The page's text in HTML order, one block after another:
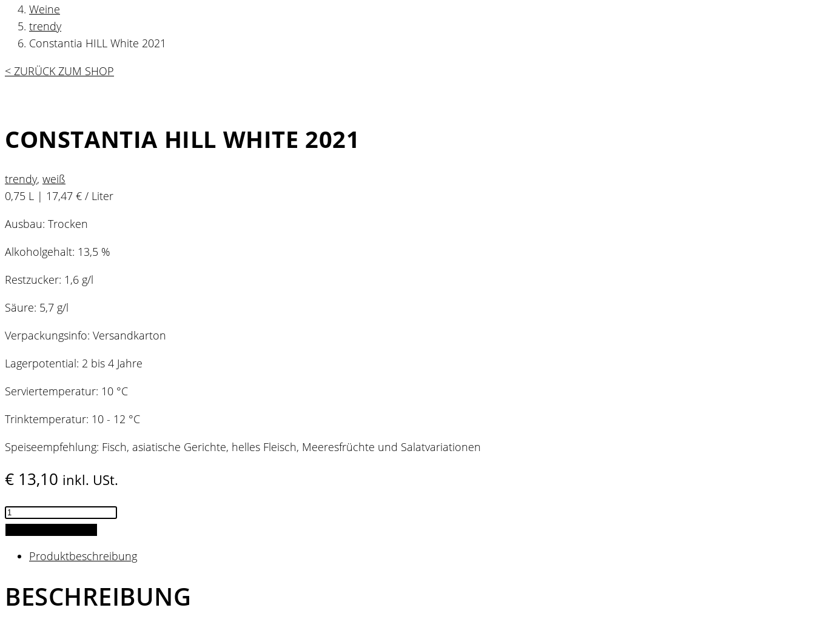
Weine
trendy
Constantia HILL White 2021
< ZURÜCK ZUM SHOP
CONSTANTIA HILL WHITE 2021
trendy, weiß
0,75 L | 17,47 € / Liter
Ausbau: Trocken
Alkoholgehalt: 13,5 %
Restzucker: 1,6 g/l
Säure: 5,7 g/l
Verpackungsinfo: Versandkarton
Lagerpotential: 2 bis 4 Jahre
Serviertemperatur: 10 °C
Trinktemperatur: 10 - 12 °C
Speiseempfehlung: Fisch, asiatische Gerichte, helles Fleisch, Meeresfrüchte und Salatvariationen
€ 13,10 inkl. USt.
Constantia
HILL
2021 Produktbeschreibung
BESCHREIBUNG